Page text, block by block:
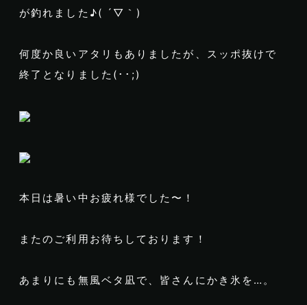
が釣れました♪( ´▽｀)
何度か良いアタリもありましたが、スッポ抜けで
終了となりました(･･;)
本日は暑い中お疲れ様でした〜！
またのご利用お待ちしております！
あまりにも無風ベタ凪で、皆さんにかき氷を…。